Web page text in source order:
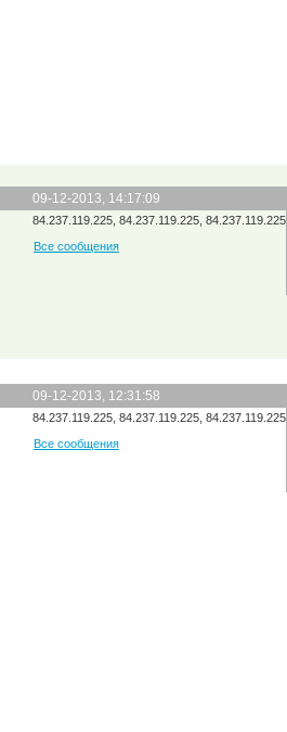
09-12-2013, 14:17:09
84.237.119.225, 84.237.119.225, 84.237.119.225
Все сообщения
09-12-2013, 12:31:58
84.237.119.225, 84.237.119.225, 84.237.119.225
Все сообщения